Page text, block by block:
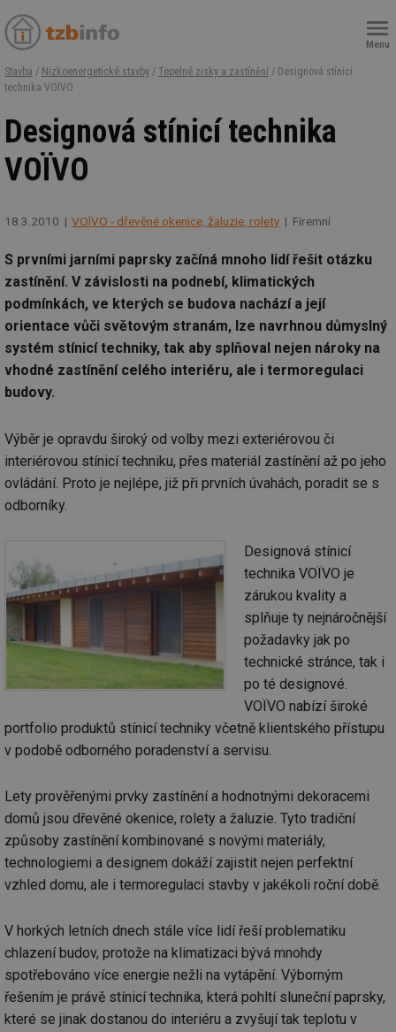
Menu
Stavba / Nízkoenergetické stavby / Tepelné zisky a zastínění / Designová stínicí
technika VOЇVO
Designová stínicí technika
VOЇVO
18.3.2010 VOÏVO - dřevěné okenice, žaluzie, rolety Firemní
S prvními jarními paprsky začíná mnoho lidí řešit otázku
zastínění. V závislosti na podnebí, klimatických
podmínkách, ve kterých se budova nachází a její
orientace vůči světovým stranám, lze navrhnou důmyslný
systém stínicí techniky, tak aby splňoval nejen nároky na
vhodné zastínění celého interiéru, ale i termoregulaci
budovy.
Výběr je opravdu široký od volby mezi exteriérovou či
interiérovou stínicí techniku, přes materiál zastínění až po jeho
ovládání. Proto je nejlépe, již při prvních úvahách, poradit se s
odborníky.
Designová stínicí
technika VOЇVO je
zárukou kvality a
splňuje ty nejnáročnější
požadavky jak po
technické stránce, tak i
po té designové.
VOЇVO nabízí široké
portfolio produktů stínicí techniky včetně klientského přístupu
v podobě odborného poradenství a servisu.
Lety prověřenými prvky zastínění a hodnotnými dekoracemi
domů jsou dřevěné okenice, rolety a žaluzie. Tyto tradiční
způsoby zastínění kombinované s novými materiály,
technologiemi a designem dokáží zajistit nejen perfektní
vzhled domu, ale i termoregulaci stavby v jakékoli roční době.
V horkých letních dnech stále více lidí řeší problematiku
chlazení budov, protože na klimatizaci bývá mnohdy
spotřebováno více energie nežli na vytápění. Výborným
řešením je právě stínicí technika, která pohltí sluneční paprsky,
které se jinak dostanou do interiéru a zvyšují tak teplotu v